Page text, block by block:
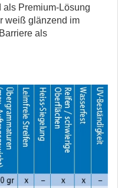
Premium-Lösung
weiß glänzend im
als